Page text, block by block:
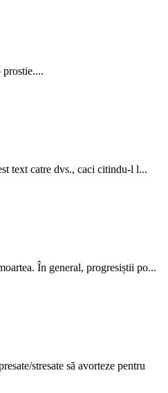
prostie....
text catre dvs., caci citindu-l l...
În general, progresiștii po...
stresate să avorteze pentru